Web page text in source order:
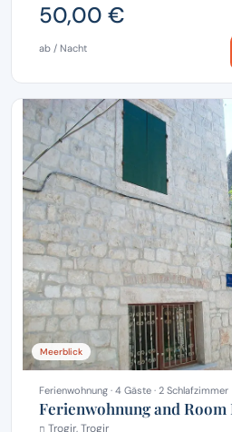
50,00 €
ab / Nacht
Meerblick
Ferienwohnung · 4 Gäste · 2 Schlafzimmer
Ferienwohnung and Room
Trogir, Trogir